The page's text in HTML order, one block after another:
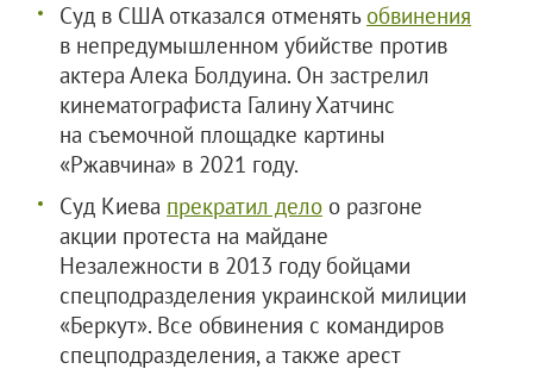
Суд в США отказался отменять обвинения
в непредумышленном убийстве против
актера Алека Болдуина. Он застрелил
кинематографиста Галину Хатчинс
на съемочной площадке картины
«Ржавчина» в 2021 году.
Суд Киева прекратил дело о разгоне
акции протеста на майдане
Незалежности в 2013 году бойцами
спецподразделения украинской милиции
«Беркут». Все обвинения с командиров
спецподразделения, а также арест